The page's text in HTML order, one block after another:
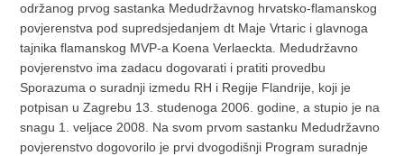
održanog prvog sastanka Medudržavnog hrvatsko-flamanskog
povjerenstva pod supredsjedanjem dt Maje Vrtaric i glavnoga
tajnika flamanskog MVP-a Koena Verlaeckta. Medudržavno
povjerenstvo ima zadacu dogovarati i pratiti provedbu
Sporazuma o suradnji izmedu RH i Regije Flandrije, koji je
potpisan u Zagrebu 13. studenoga 2006. godine, a stupio je na
snagu 1. veljace 2008. Na svom prvom sastanku Medudržavno
povjerenstvo dogovorilo je prvi dvogodišnji Program suradnje